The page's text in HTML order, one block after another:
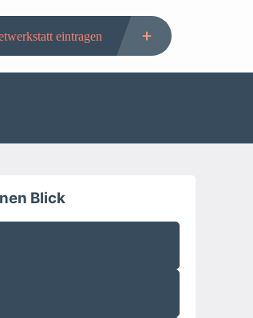
eintragen
Blick